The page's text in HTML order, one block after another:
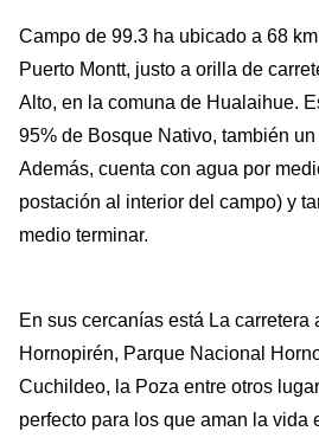
Campo de 99.3 ha ubicado a 68
Puerto Montt, justo a orilla de
Alto, en la comuna de Hualaihue.
95% de Bosque Nativo, también
Además, cuenta con agua por
postación al interior del campo) y
medio terminar.
En sus cercanías está La carretera
Hornopirén, Parque Nacional
Cuchildeo, la Poza entre otros
perfecto para los que aman la vida